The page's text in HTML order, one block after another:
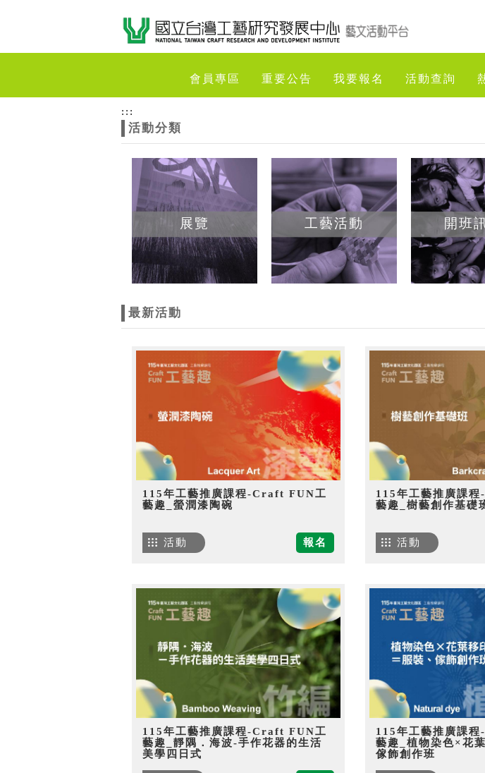
會員專區 重要公告 我要報名 活動查詢
:::
活動分類
展覽 工藝活動 開班
最新活動
115年工藝推廣課程-Craft FUN工
藝趣_螢潤漆陶碗
報名
活動
115年工藝推廣課
藝趣_樹藝創作基礎
活動
115年工藝推廣課程-Craft FUN工
藝趣_靜隅．海波-手作花器的生活
美學四日式
115年工藝推廣課
藝趣_植物染色×花
傢飾創作班